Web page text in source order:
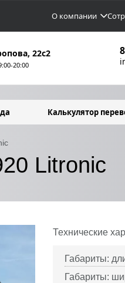
О компании
22c2
20:00
Калькулятор
Litronic
Технические
Габариты:
Габариты: